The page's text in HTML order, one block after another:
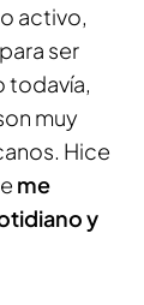
activo,
ser
todavía,
muy
Hice
me
y